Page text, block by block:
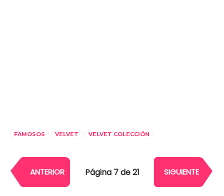
FAMOSOS VELVET VELVET COLECCIÓN
ANTERIOR Página 7 de 21 SIGUIENTE